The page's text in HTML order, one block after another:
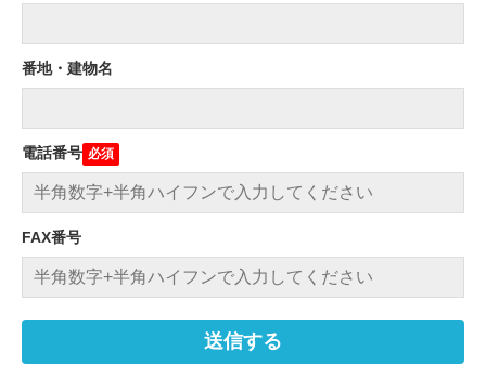
番地・建物名
電話番号
FAX番号